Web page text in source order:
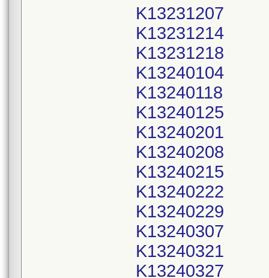
K13231207
K13231214
K13231218
K13240104
K13240118
K13240125
K13240201
K13240208
K13240215
K13240222
K13240229
K13240307
K13240321
K13240327